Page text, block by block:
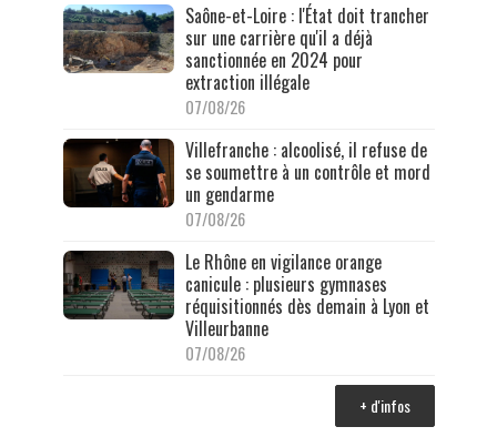
Saône-et-Loire : l'État doit trancher
sur une carrière qu'il a déjà
sanctionnée en 2024 pour
extraction illégale
07/08/26
Villefranche : alcoolisé, il refuse de
se soumettre à un contrôle et mord
un gendarme
07/08/26
Le Rhône en vigilance orange
canicule : plusieurs gymnases
réquisitionnés dès demain à Lyon et
Villeurbanne
07/08/26
+ d'infos